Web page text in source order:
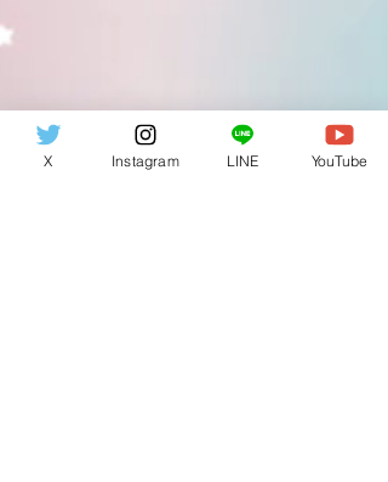
X Instagram LINE YouTube